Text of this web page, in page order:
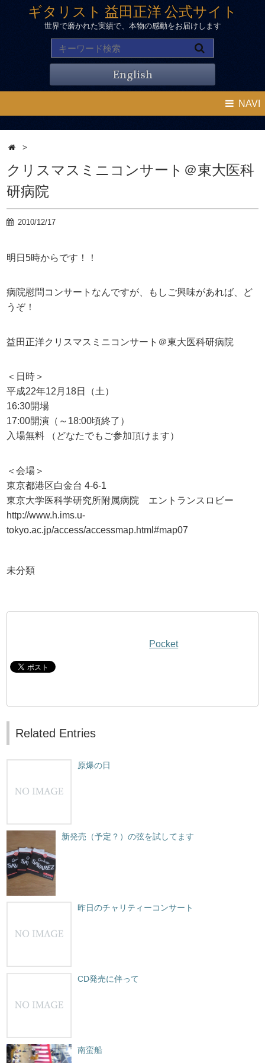
ギタリスト 益田正洋 公式サイト
世界で磨かれた実績で、本物の感動をお届けします
English
NAVI
>
クリスマスミニコンサート＠東大医科
研病院
2010/12/17
明日5時からです！！
病院慰問コンサートなんですが、もしご興味があれば、ど
うぞ！
益田正洋クリスマスミニコンサート＠東大医科研病院
＜日時＞
平成22年12月18日（土）
16:30開場
17:00開演（～18:00頃終了）
入場無料 （どなたでもご参加頂けます）
＜会場＞
東京都港区白金台 4-6-1
東京大学医科学研究所附属病院 エントランスロビー
http://www.h.ims.u-
tokyo.ac.jp/access/accessmap.html#map07
未分類
Pocket
Related Entries
原爆の日
新発売（予定？）の弦を試してます
昨日のチャリティーコンサート
CD発売に伴って
南蛮船